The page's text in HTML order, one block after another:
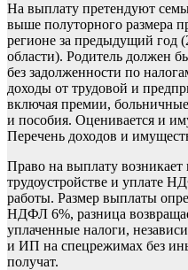
На выплату претендуют
выше полуторного размера
регионе за предыдущий год
области). Родитель должен
без задолженности по
доходы от трудовой и
включая премии,
и пособия. Оценивается и
Перечень доходов и
Право на выплату
трудоустройстве и уплате
работы. Размер выплаты
НДФЛ 6%, разница
уплаченные налоги,
и ИП на спецрежимах без
получат.